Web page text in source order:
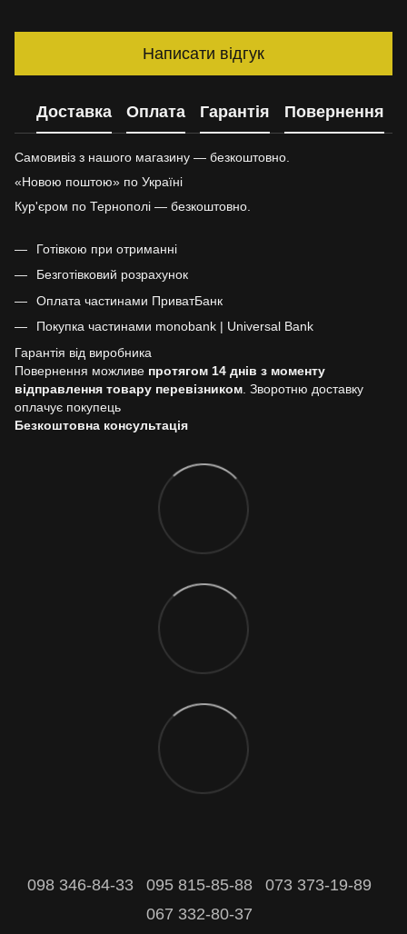
Написати відгук
Доставка Оплата Гарантія Повернення
Самовивіз з нашого магазину — безкоштовно.
«Новою поштою» по Україні
Кур'єром по Тернополі — безкоштовно.
Готівкою при отриманні
Безготівковий розрахунок
Оплата частинами ПриватБанк
Покупка частинами monobank | Universal Bank
Гарантія від виробника
Повернення можливе протягом 14 днів з моменту
відправлення товару перевізником . Зворотню доставку
оплачує покупець
Безкоштовна консультація
098 346-84-33 095 815-85-88
073 373-19-89
067 332-80-37